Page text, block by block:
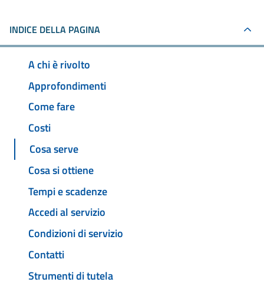
INDICE DELLA PAGINA
A chi è rivolto
Approfondimenti
Come fare
Costi
Cosa serve
Cosa si ottiene
Tempi e scadenze
Accedi al servizio
Condizioni di servizio
Contatti
Strumenti di tutela